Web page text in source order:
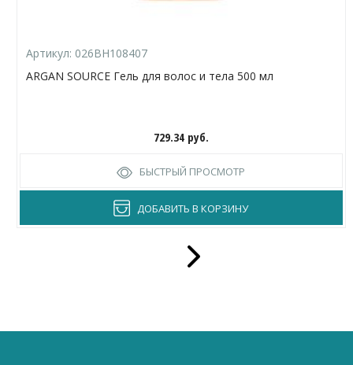
Артикул: 026BH108407
ARGAN SOURCE Гель для волос и тела 500 мл
729.34 руб.
БЫСТРЫЙ ПРОСМОТР
ДОБАВИТЬ В КОРЗИНУ